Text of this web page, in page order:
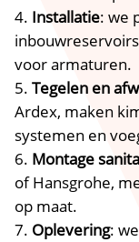
Installatie: we
voor armaturen.
Tegelen en
Ardex, maken
systemen en
Montage
of Hansgrohe,
op maat.
Oplevering: